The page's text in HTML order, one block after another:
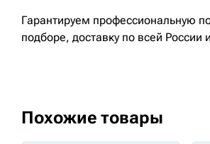
Гарантируем профессиональную
подборе, доставку по всей России
Похожие товары